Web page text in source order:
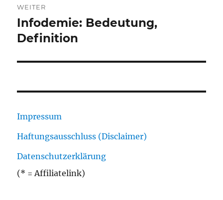
WEITER
Nächster
Beitrag:
Infodemie: Bedeutung,
Definition
Impressum
Haftungsausschluss (Disclaimer)
Datenschutzerklärung
(* = Affiliatelink)